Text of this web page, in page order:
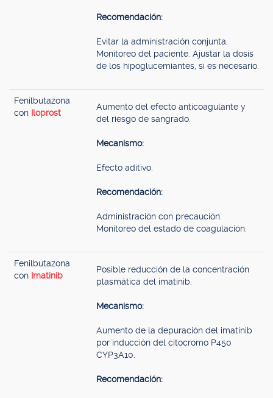
Recomendación:
Evitar la administración conjunta.
Monitoreo del paciente. Ajustar la dosis
de los hipoglucemiantes, si es necesario.
Fenilbutazona
con Iloprost
Aumento del efecto anticoagulante y
del riesgo de sangrado.
Mecanismo:
Efecto aditivo.
Recomendación:
Administración con precaución.
Monitoreo del estado de coagulación.
Fenilbutazona
con Imatinib
Posible reducción de la concentración
plasmática del imatinib.
Mecanismo:
Aumento de la depuración del imatinib
por inducción del citocromo P450
CYP3A10.
Recomendación: